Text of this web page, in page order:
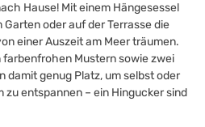
Hause! Mit einem Hängesessel
oder auf der Terrasse die
einer Auszeit am Meer träumen.
farbenfrohen Mustern sowie zwei
damit genug Platz, um selbst oder
zu entspannen – ein Hingucker sind